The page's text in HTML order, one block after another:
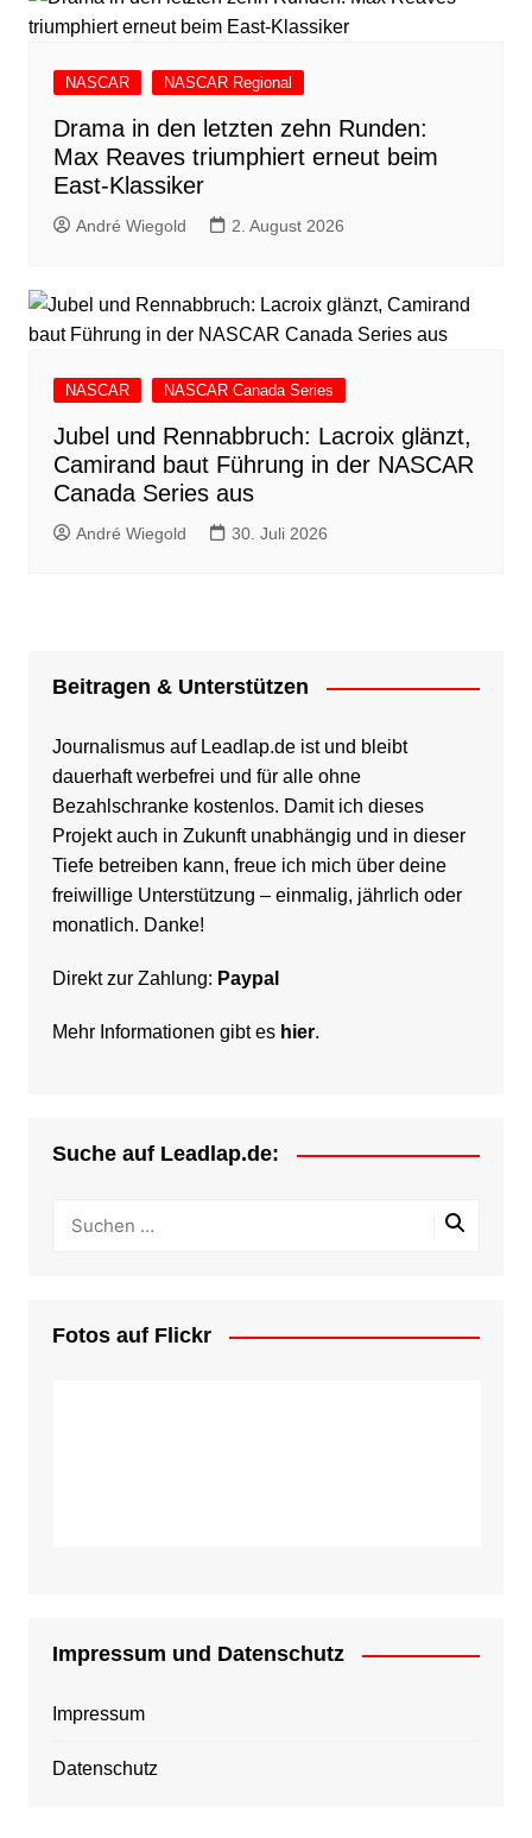
NASCAR NASCAR Regional
Drama in den letzten zehn Runden:
Max Reaves triumphiert erneut beim
East-Klassiker
André Wiegold 2. August 2026
NASCAR NASCAR Canada Series
Jubel und Rennabbruch: Lacroix glänzt,
Camirand baut Führung in der NASCAR
Canada Series aus
André Wiegold 30. Juli 2026
Beitragen & Unterstützen
Journalismus auf Leadlap.de ist und bleibt
dauerhaft werbefrei und für alle ohne
Bezahlschranke kostenlos. Damit ich dieses
Projekt auch in Zukunft unabhängig und in dieser
Tiefe betreiben kann, freue ich mich über deine
freiwillige Unterstützung – einmalig, jährlich oder
monatlich. Danke!
Direkt zur Zahlung: Paypal
Mehr Informationen gibt es hier.
Suche auf Leadlap.de:
Fotos auf Flickr
Impressum und Datenschutz
Impressum
Datenschutz